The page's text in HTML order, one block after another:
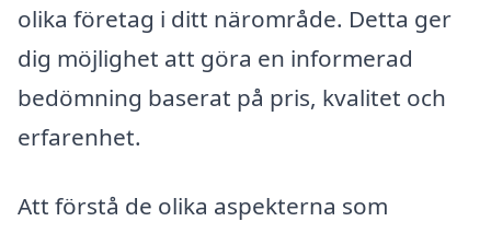
olika företag i ditt närområde. Detta ger
dig möjlighet att göra en informerad
bedömning baserat på pris, kvalitet och
erfarenhet.
Att förstå de olika aspekterna som